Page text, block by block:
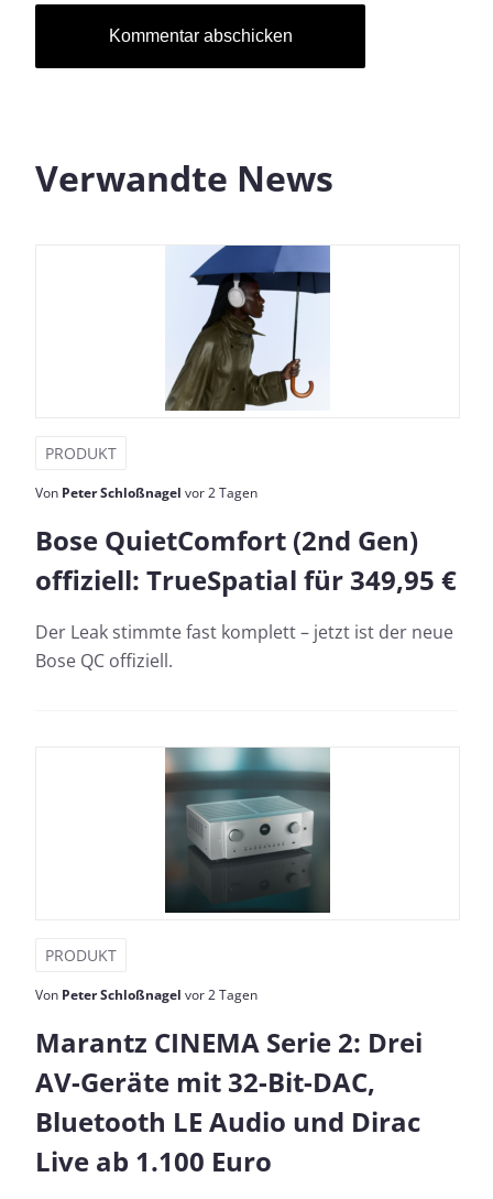
Verwandte News
PRODUKT
Von Peter Schloßnagel vor 2 Tagen
Bose QuietComfort (2nd Gen)
offiziell: TrueSpatial für 349,95 €
Der Leak stimmte fast komplett – jetzt ist der neue
Bose QC offiziell.
PRODUKT
Von Peter Schloßnagel vor 2 Tagen
Marantz CINEMA Serie 2: Drei
AV-Geräte mit 32-Bit-DAC,
Bluetooth LE Audio und Dirac
Live ab 1.100 Euro